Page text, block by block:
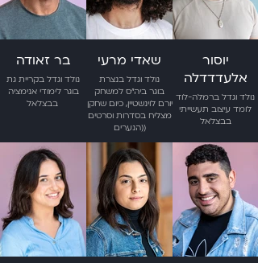
בר זאודה
נולד וגדל בקריית גת
בוגר לימודי אנימציה
בבצלאל
שאדי מרעי
נולד וגדל בנצרת
בוגר ביה״ס למשחק
יורם לוינשטיין, כיום שחקן
מצליח בסדרות וסרטים
(הנערים)
יוסור
אלעדדדלה
נולד וגדל ברמלה-לוד
לומד עיצוב תעשייתי
בבצלאל